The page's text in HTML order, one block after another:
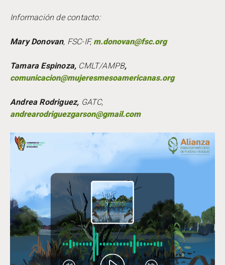
Información de contacto:
Mary Donovan, FSC-IF, m.donovan@fsc.org
Tamara Espinoza, CMLT/AMPB,
comunicacion@mujeresmesoamericanas.org
Andrea Rodriguez, GATC,
andrearodriguezgarson@gmail.com